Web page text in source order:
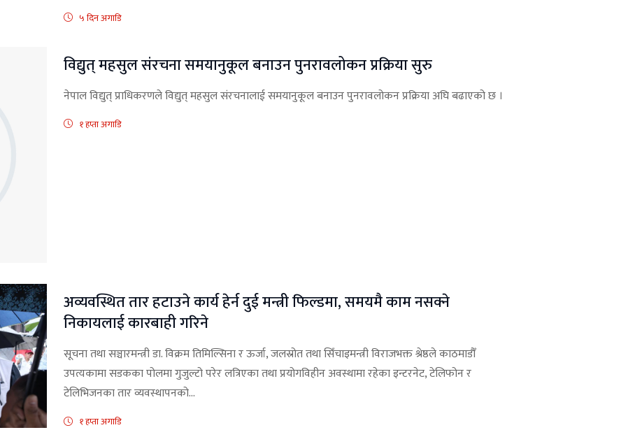
५ दिन अगाडि
विद्युत् महसुल संरचना समयानुकूल बनाउन पुनरावलोकन प्रक्रिया सुरु
नेपाल विद्युत् प्राधिकरणले विद्युत् महसुल संरचनालाई समयानुकूल बनाउन पुनरावलोकन प्रक्रिया अघि बढाएको छ ।
१ हप्ता अगाडि
अव्यवस्थित तार हटाउने कार्य हेर्न दुई मन्त्री फिल्डमा, समयमै काम नसक्ने
निकायलाई कारबाही गरिने
सूचना तथा सञ्चारमन्त्री डा. विक्रम तिमिल्सिना र ऊर्जा, जलस्रोत तथा सिँचाइमन्त्री विराजभक्त श्रेष्ठले काठमाडौँ
उपत्यकामा सडकका पोलमा गुजुल्टो परेर लत्रिएका तथा प्रयोगविहीन अवस्थामा रहेका इन्टरनेट, टेलिफोन र
टेलिभिजनका तार व्यवस्थापनको...
१ हप्ता अगाडि